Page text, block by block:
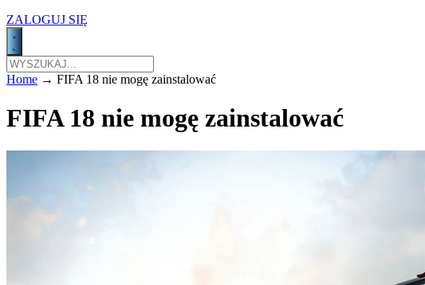
ZALOGUJ SIĘ
Home → FIFA 18 nie mogę zainstalować
FIFA 18 nie mogę zainstalować